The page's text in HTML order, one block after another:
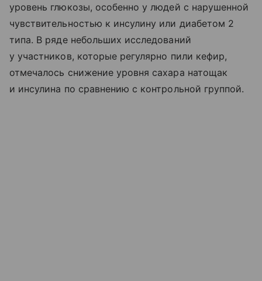
уровень глюкозы, особенно у людей с нарушенной
чувствительностью к инсулину или диабетом 2
типа. В ряде небольших исследований
у участников, которые регулярно пили кефир,
отмечалось снижение уровня сахара натощак
и инсулина по сравнению с контрольной группой.